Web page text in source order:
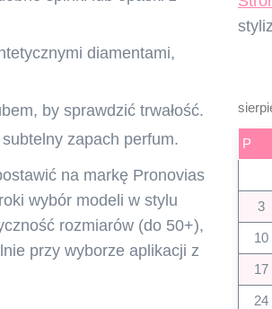
diamentami,
by sprawdzić trwałość.
zapach perfum.
na markę Pronovias
wybór modeli w stylu
rozmiarów (do 50+),
przy wyborze aplikacji z
P
3
10
17
24